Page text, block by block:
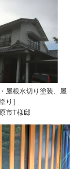
・屋根水切り塗装、屋
り］
市T様邸